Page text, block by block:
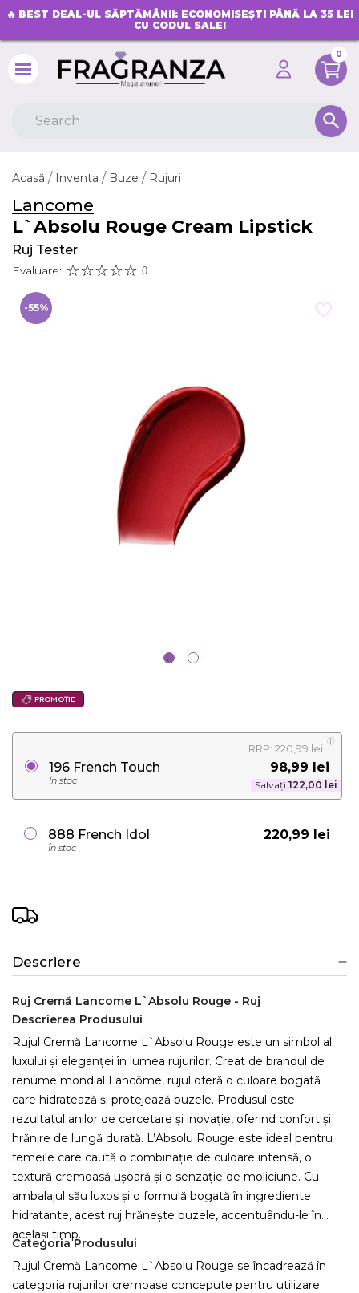
🔥 BEST DEAL-UL SĂPTĂMÂNII: ECONOMISEȘTI PÂNĂ LA 35 LEI
CU CODUL SALE!
0
search
Acasă Inventa Buze Rujuri
Lancome
L`Absolu Rouge Cream Lipstick
Ruj Tester
Evaluare: 0
-55%
PROMOȚIE
98,99 lei
Salvați 122,00 lei
196 French Touch
În stoc
RRP: 220,99 lei
220,99 lei
888 French Idol
În stoc
Descriere
Ruj Cremă Lancome L`Absolu Rouge - Ruj
Descrierea Produsului
Rujul Cremă Lancome L`Absolu Rouge este un simbol al
luxului și eleganței în lumea rujurilor. Creat de brandul de
renume mondial Lancôme, rujul oferă o culoare bogată
care hidratează și protejează buzele. Produsul este
rezultatul anilor de cercetare și inovație, oferind confort și
hrănire de lungă durată. L’Absolu Rouge este ideal pentru
femeile care caută o combinație de culoare intensă, o
textură cremoasă ușoară și o senzație de moliciune. Cu
ambalajul său luxos și o formulă bogată în ingrediente
hidratante, acest ruj hrănește buzele, accentuându-le în
același timp.
Categoria Produsului
Rujul Cremă Lancome L`Absolu Rouge se încadrează în
categoria rujurilor cremoase concepute pentru utilizare